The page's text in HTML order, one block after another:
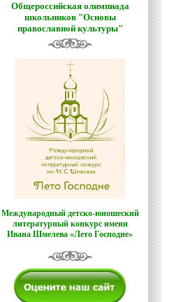
Общероссийская олимпиада
школьников "Основы
православной культуры"
Международный детско-юношеский
литературный конкурс имени
Ивана Шмелева «Лето Господне»